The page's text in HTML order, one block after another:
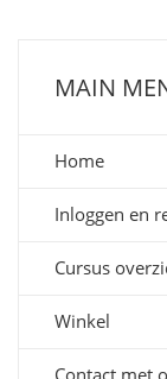
MAIN
Home
Inloggen en
Cursus
Winkel
Contact met